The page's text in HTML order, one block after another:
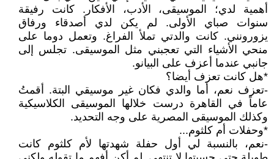
أهمية لدي؛ الموسيقى، الأدب، الأفكار. كانت رفيقة
سنوات صباي الأولى. لم يكن لدي أصدقاء ورفاق
يزورونني. كانت والدتي تملأ الفراغ. وتعمل دوما على
منحي الأشياء التي تعجبني مثل الموسيقى. تجلس إلى
جانبي عندما أعزف على البيانو.
*هل كانت تعزف أيضا؟
-تعزف نعم، أما والدي فكان غير موسيقي البتة. أقمتُ
عاماً في القاهرة درست خلالها الموسيقى الكلاسيكية
وكذلك الموسيقى المصرية على وجه التحديد.
*وحفلات أم كلثوم...
-نعم، بالنسبة لي أول حفلة شهدتها لأم كلثوم كانت